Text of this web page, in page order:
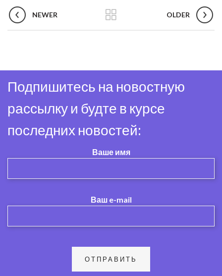
NEWER OLDER
Подпишитесь на новостную
рассылку и будте в курсе
последних новостей:
Ваше имя
Ваш e-mail